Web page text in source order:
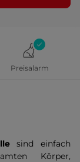
Preisalarm
sind einfach
Körper,